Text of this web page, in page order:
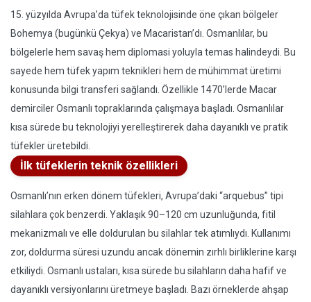
15. yüzyılda Avrupa’da tüfek teknolojisinde öne çıkan bölgeler
Bohemya (bugünkü Çekya) ve Macaristan’dı. Osmanlılar, bu
bölgelerle hem savaş hem diplomasi yoluyla temas halindeydi. Bu
sayede hem tüfek yapım teknikleri hem de mühimmat üretimi
konusunda bilgi transferi sağlandı. Özellikle 1470’lerde Macar
demirciler Osmanlı topraklarında çalışmaya başladı. Osmanlılar
kısa sürede bu teknolojiyi yerelleştirerek daha dayanıklı ve pratik
tüfekler üretebildi.
İlk tüfeklerin teknik özellikleri
Osmanlı’nın erken dönem tüfekleri, Avrupa’daki “arquebus” tipi
silahlara çok benzerdi. Yaklaşık 90–120 cm uzunluğunda, fitil
mekanizmalı ve elle doldurulan bu silahlar tek atımlıydı. Kullanımı
zor, doldurma süresi uzundu ancak dönemin zırhlı birliklerine karşı
etkiliydi. Osmanlı ustaları, kısa sürede bu silahların daha hafif ve
dayanıklı versiyonlarını üretmeye başladı. Bazı örneklerde ahşap